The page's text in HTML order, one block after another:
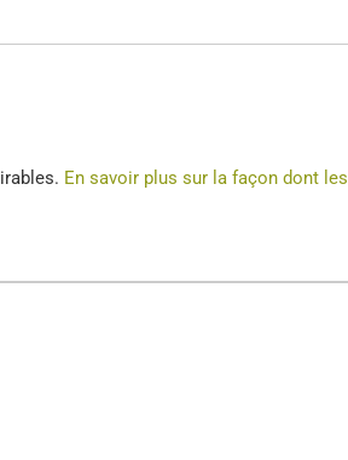
En savoir plus sur la façon dont